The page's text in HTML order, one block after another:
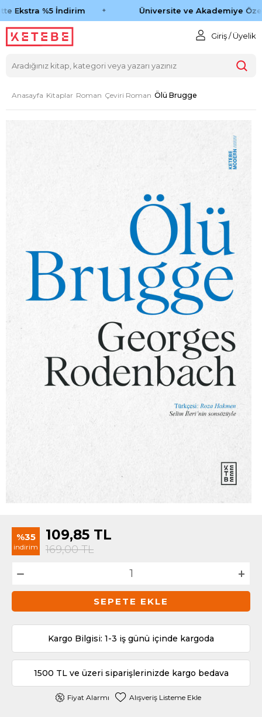
Ekstra %5 İndirim Üniversite ve Akademiye
Giriş / Üyelik
Anasayfa Kitaplar Roman Çeviri Roman Ölü Brugge
%35
indirim
109,85 TL
169,00TL
SEPETE EKLE
Kargo Bilgisi: 1-3 iş günü içinde kargoda
1500 TL ve üzeri siparişlerinizde kargo bedava
Fiyat Alarmı Alışveriş Listeme Ekle